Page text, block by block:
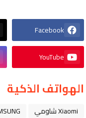
Facebook
YouTube
الهواتف الذكية
Xiaomi شاومي